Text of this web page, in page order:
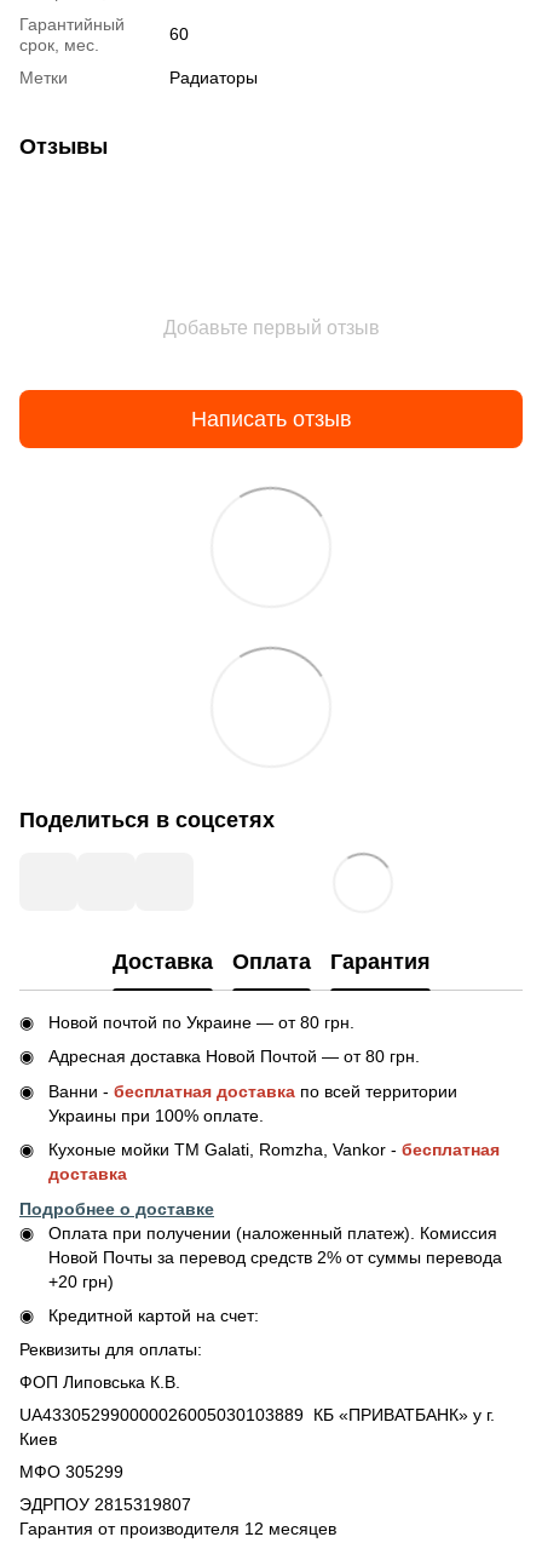
Гарантийный
срок, мес.
60
Метки Радиаторы
Отзывы
Добавьте первый отзыв
Написать отзыв
Поделиться в соцсетях
Доставка Оплата Гарантия
Новой почтой по Украине — от 80 грн.
Адресная доставка Новой Почтой — от 80 грн.
Ванни - бесплатная доставка по всей территории
Украины при 100% оплате.
Кухоные мойки ТМ Galati, Romzha, Vankor - бесплатная
доставка
Подробнее о доставке
Оплата при получении (наложенный платеж). Комиссия
Новой Почты за перевод средств 2% от суммы перевода
+20 грн)
Кредитной картой на счет:
Реквизиты для оплаты:
ФОП Липовська К.В.
UA433052990000026005030103889 КБ «ПРИВАТБАНК» у г.
Киев
МФО 305299
ЭДРПОУ 2815319807
Гарантия от производителя 12 месяцев